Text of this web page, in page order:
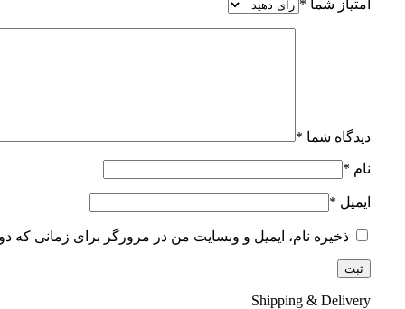
امتیاز شما *
دیدگاه شما *
نام *
ایمیل *
ذخیره نام، ایمیل و وبسایت من در مرورگر برای زمانی که
Shipping & Delivery